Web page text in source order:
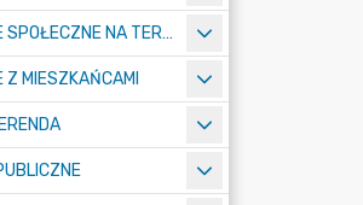
KONSULTACJE SPOŁECZNE NA TERENIE MIASTA RADZIONKÓW
Z MIESZKAŃCAMI